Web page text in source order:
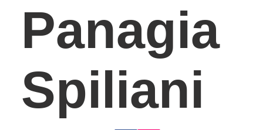
Panagia
Spiliani